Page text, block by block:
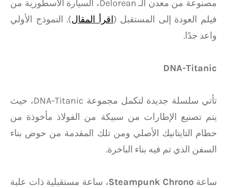
مصنوعة من معدن الـ Delorean، السيارة الأسطورية من
فيلم العودة إلى المستقبل (اقرأ المقال). النموذج الأولي
واعد جدًا.
DNA-Titanic
تأتي سلسلة جديدة لتكمل مجموعة DNA-Titanic، حيث
يتم تصنيع الإطارات من سبيكة من الفولاذ مأخوذة من
حطام التايتانيك الأصلي ومن تلك المقدمة من حوض بناء
السفن الذي تم فيه بناء الباخرة.
ساعة Steampunk Chrono، ساعة مستقبلية ذات علبة